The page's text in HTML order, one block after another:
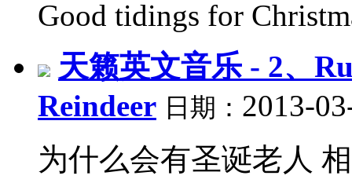
Good tidings for
天籁英文音乐 - 2、
Reindeer 日期： 2013-
为什么会有圣诞老人